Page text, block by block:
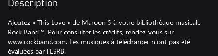
Description
Ajoutez « This Love » de Maroon 5 à votre bibliothèque musicale
Rock Band™. Pour consulter les crédits, rendez-vous sur
www.rockband.com. Les musiques à télécharger n'ont pas été
évaluées par l'ESRB.